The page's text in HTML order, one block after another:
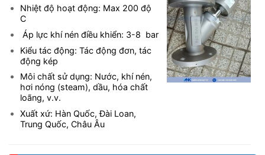
Nhiệt độ hoạt động: Max 200 độ
C
Áp lực khí nén điều khiển: 3-8 bar
Kiểu tác động: Tác động đơn, tác
động kép
Môi chất sử dụng: Nước, khí nén,
hơi nóng (steam), dầu, hóa chất
loãng, v.v.
Xuất xứ: Hàn Quốc, Đài Loan,
Trung Quốc, Châu Âu